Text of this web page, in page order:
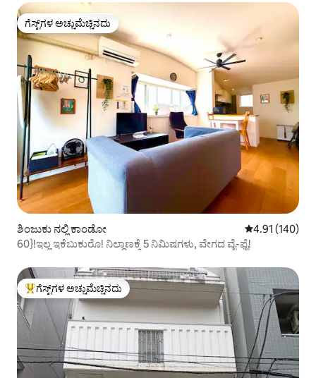
ಗೆಸ್ಟ್‌ಗಳ ಅಚ್ಚುಮೆಚ್ಚಿನದು
ಗೆಸ್ಟ್‌ಗಳ ಅಚ್ಚುಮೆಚ್ಚಿನದು
ಶಿಂಜುಕು ನಲ್ಲಿ ಕಾಂಡೋ 5 ರಲ್ಲಿ 4.91
4.91 (140)
60}!ಇಲ್ಲ ಇಕೆಬುಕುರೊ! ನಿಲ್ದಾಣಕ್ಕೆ 5 ನಿಮಿಷಗಳು, ವೇಗದ ವೈ-ಫೈ!
ಗೆಸ್ಟ್‌ಗಳಿಗೆ ಅತಿ ಹೆಚ್ಚು ಅಚ್ಚುಮೆಚ್ಚಿನದು
ಗೆಸ್ಟ್‌ಗಳ ಅಚ್ಚುಮೆಚ್ಚಿನದು